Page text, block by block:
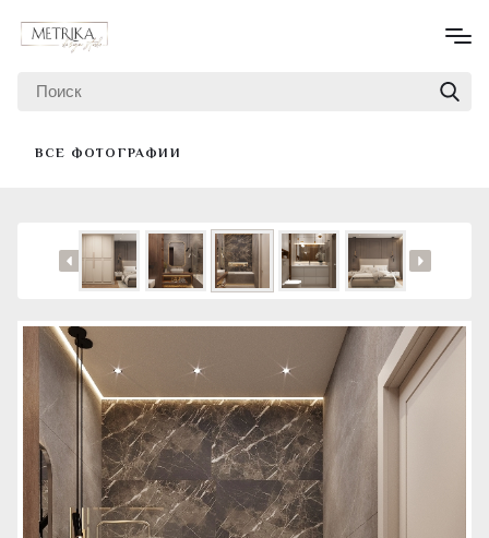
ВСЕ ФОТОГРАФИИ